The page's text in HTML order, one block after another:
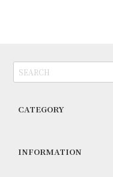
CATEGORY
INFORMATION